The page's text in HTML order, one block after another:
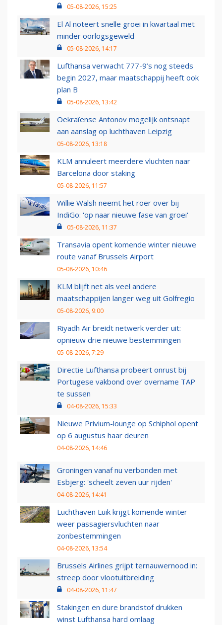
05-08-2026, 15:25
El Al noteert snelle groei in kwartaal met
minder oorlogsgeweld
05-08-2026, 14:17
Lufthansa verwacht 777-9’s nog steeds
begin 2027, maar maatschappij heeft ook
plan B
05-08-2026, 13:42
Oekraïense Antonov mogelijk ontsnapt
aan aanslag op luchthaven Leipzig
05-08-2026, 13:18
KLM annuleert meerdere vluchten naar
Barcelona door staking
05-08-2026, 11:57
Willie Walsh neemt het roer over bij
IndiGo: 'op naar nieuwe fase van groei'
05-08-2026, 11:37
Transavia opent komende winter nieuwe
route vanaf Brussels Airport
05-08-2026, 10:46
KLM blijft net als veel andere
maatschappijen langer weg uit Golfregio
05-08-2026, 9:00
Riyadh Air breidt netwerk verder uit:
opnieuw drie nieuwe bestemmingen
05-08-2026, 7:29
Directie Lufthansa probeert onrust bij
Portugese vakbond over overname TAP
te sussen
04-08-2026, 15:33
Nieuwe Privium-lounge op Schiphol opent
op 6 augustus haar deuren
04-08-2026, 14:46
Groningen vanaf nu verbonden met
Esbjerg: 'scheelt zeven uur rijden'
04-08-2026, 14:41
Luchthaven Luik krijgt komende winter
weer passagiersvluchten naar
zonbestemmingen
04-08-2026, 13:54
Brussels Airlines grijpt ternauwernood in:
streep door vlootuitbreiding
04-08-2026, 11:47
Stakingen en dure brandstof drukken
winst Lufthansa hard omlaag